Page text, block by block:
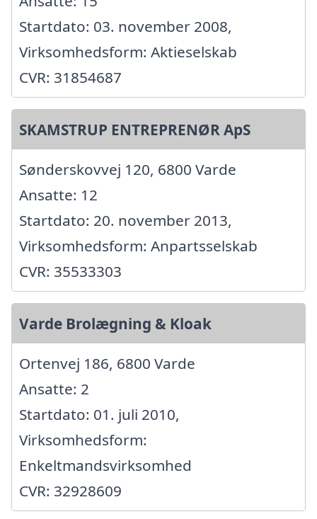
Startdato: 03. november 2008,
Virksomhedsform: Aktieselskab
CVR: 31854687
SKAMSTRUP ENTREPRENØR ApS
Sønderskovvej 120, 6800 Varde
Ansatte: 12
Startdato: 20. november 2013,
Virksomhedsform: Anpartsselskab
CVR: 35533303
Varde Brolægning & Kloak
Ortenvej 186, 6800 Varde
Ansatte: 2
Startdato: 01. juli 2010,
Virksomhedsform:
Enkeltmandsvirksomhed
CVR: 32928609